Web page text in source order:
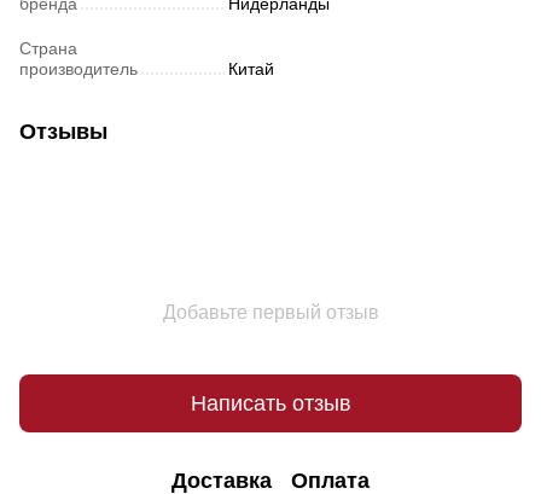
Страна
производитель
Китай
Отзывы
Добавьте первый отзыв
Написать отзыв
Доставка Оплата